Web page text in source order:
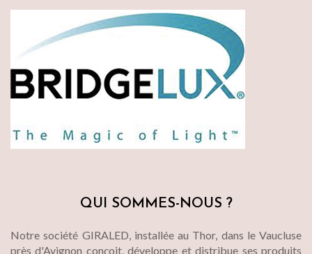
QUI SOMMES-NOUS ?
Notre société GIRALED, installée au Thor, dans le Vaucluse
près d'Avignon conçoit, développe et distribue ses produits